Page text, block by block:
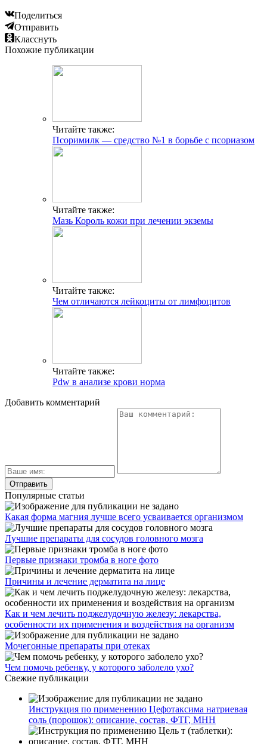
Поделиться
Отправить
Класснуть
Похожие публикации
Читайте также:
Псоримилк — средство №1 в борьбе с псориазом
Читайте также:
Мазь Король кожи при лечении экземы
Читайте также:
Чем отличаются лейкоциты от лимфоцитов
Читайте также:
Pdw в анализе крови норма
Добавить комментарий
Популярные статьи
Какая форма магния лучше всего усваивается организмом
Лучшие препараты для сосудов головного мозга
Первые признаки тромба в ноге фото
Причины и лечение дерматита на лице
Как и чем лечить поджелудочную железу: лекарства,
особенности их применения и воздействия на организм
Мочегонные препараты при отеках
Чем помочь ребенку, у которого заболело ухо?
Свежие публикации
Инструкция по применению Цефотаксима натриевая
соль (порошок): описание, состав, ФТГ, МНН